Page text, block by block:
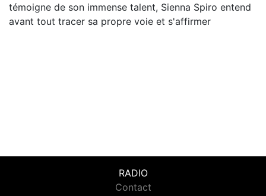
témoigne de son immense talent, Sienna Spiro entend
avant tout tracer sa propre voie et s'affirmer
RADIO
Contact